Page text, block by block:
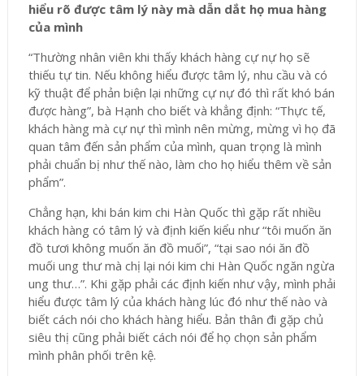
hiểu rõ được tâm lý này mà dẫn dắt họ mua hàng
của mình
“Thường nhân viên khi thấy khách hàng cự nự họ sẽ
thiếu tự tin. Nếu không hiểu được tâm lý, nhu cầu và có
kỹ thuật để phản biện lại những cự nự đó thì rất khó bán
được hàng”, bà Hạnh cho biết và khẳng định: “Thực tế,
khách hàng mà cự nự thì mình nên mừng, mừng vì họ đã
quan tâm đến sản phẩm của mình, quan trọng là mình
phải chuẩn bị như thế nào, làm cho họ hiểu thêm về sản
phẩm”.
Chẳng hạn, khi bán kim chi Hàn Quốc thì gặp rất nhiều
khách hàng có tâm lý và định kiến kiểu như “tôi muốn ăn
đồ tươi không muốn ăn đồ muối”, “tại sao nói ăn đồ
muối ung thư mà chị lại nói kim chi Hàn Quốc ngăn ngừa
ung thư…”. Khi gặp phải các định kiến như vậy, mình phải
hiểu được tâm lý của khách hàng lúc đó như thế nào và
biết cách nói cho khách hàng hiểu. Bản thân đi gặp chủ
siêu thị cũng phải biết cách nói để họ chọn sản phẩm
mình phân phối trên kệ.